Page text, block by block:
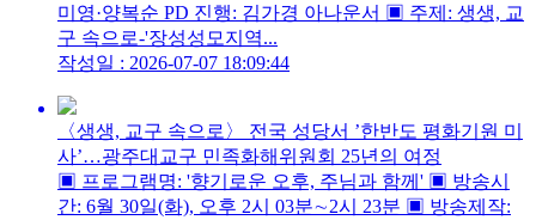
미영·양복순 PD 진행: 김가경 아나운서 ▣ 주제: 생생, 교
구 속으로-'장성성모지역...
작성일 : 2026-07-07 18:09:44
〈생생, 교구 속으로〉 전국 성당서 ’한반도 평화기원 미
사’…광주대교구 민족화해위원회 25년의 여정
▣ 프로그램명: '향기로운 오후, 주님과 함께' ▣ 방송시
간: 6월 30일(화), 오후 2시 03분∼2시 23분 ▣ 방송제작: